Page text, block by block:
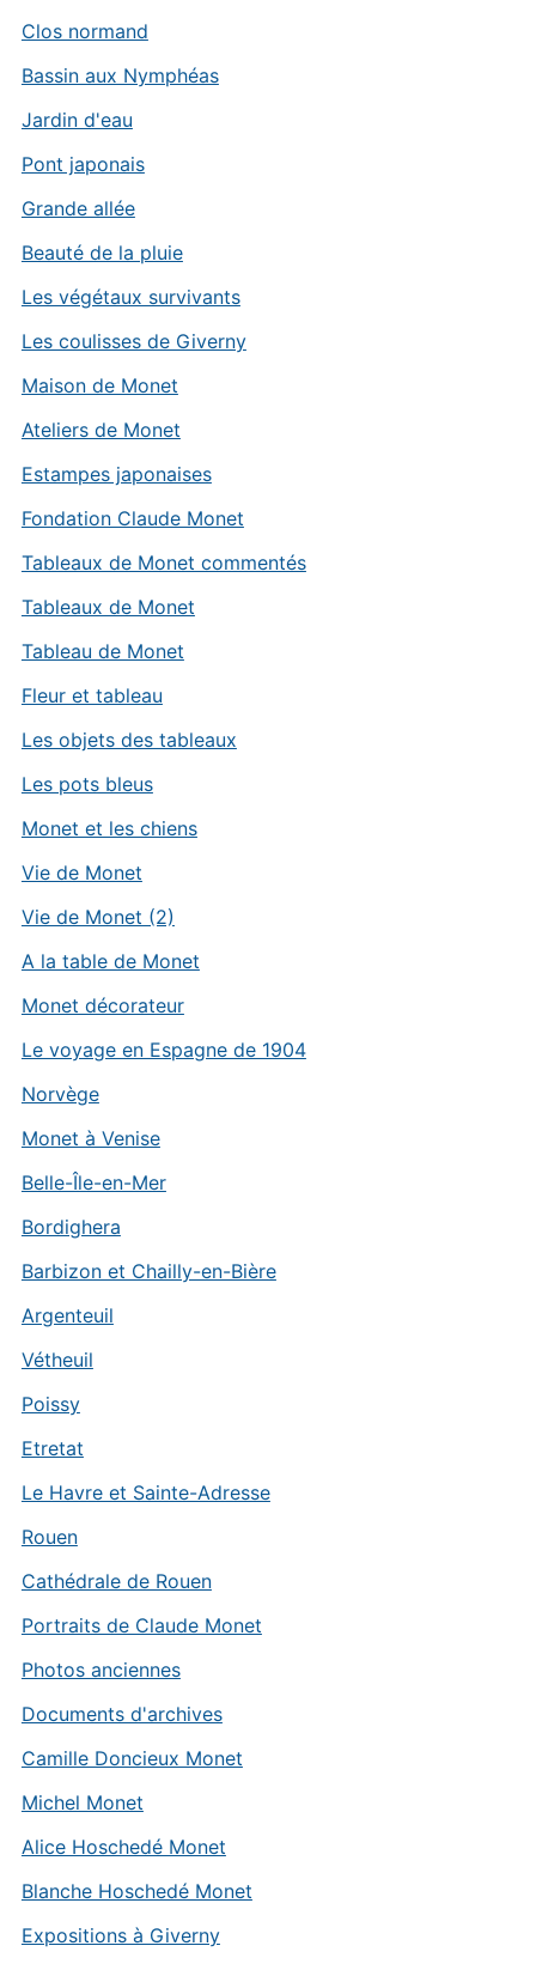
Clos normand
Bassin aux Nymphéas
Jardin d'eau
Pont japonais
Grande allée
Beauté de la pluie
Les végétaux survivants
Les coulisses de Giverny
Maison de Monet
Ateliers de Monet
Estampes japonaises
Fondation Claude Monet
Tableaux de Monet commentés
Tableaux de Monet
Tableau de Monet
Fleur et tableau
Les objets des tableaux
Les pots bleus
Monet et les chiens
Vie de Monet
Vie de Monet (2)
A la table de Monet
Monet décorateur
Le voyage en Espagne de 1904
Norvège
Monet à Venise
Belle-Île-en-Mer
Bordighera
Barbizon et Chailly-en-Bière
Argenteuil
Vétheuil
Poissy
Etretat
Le Havre et Sainte-Adresse
Rouen
Cathédrale de Rouen
Portraits de Claude Monet
Photos anciennes
Documents d'archives
Camille Doncieux Monet
Michel Monet
Alice Hoschedé Monet
Blanche Hoschedé Monet
Expositions à Giverny